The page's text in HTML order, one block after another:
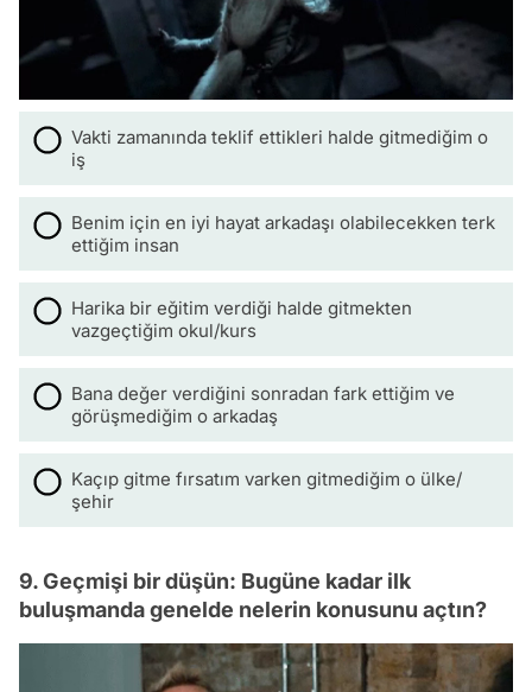
Vakti zamanında teklif ettikleri halde gitmediğim o
iş
Benim için en iyi hayat arkadaşı olabilecekken terk
ettiğim insan
Harika bir eğitim verdiği halde gitmekten
vazgeçtiğim okul/kurs
Bana değer verdiğini sonradan fark ettiğim ve
görüşmediğim o arkadaş
Kaçıp gitme fırsatım varken gitmediğim o ülke/
şehir
9. Geçmişi bir düşün: Bugüne kadar ilk
buluşmanda genelde nelerin konusunu açtın?